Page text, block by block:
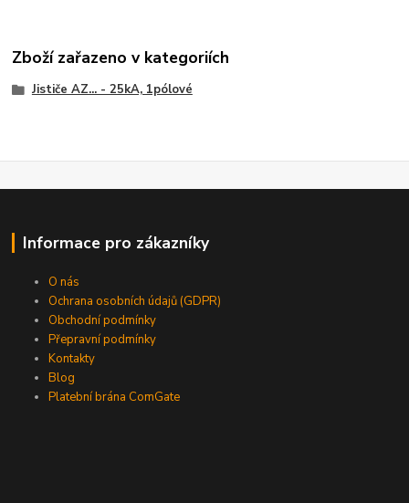
Zboží zařazeno v kategoriích
Jističe AZ... - 25kA, 1pólové
Informace pro zákazníky
O nás
Ochrana osobních údajů (GDPR)
Obchodní podmínky
Přepravní podmínky
Kontakty
Blog
Platební brána ComGate